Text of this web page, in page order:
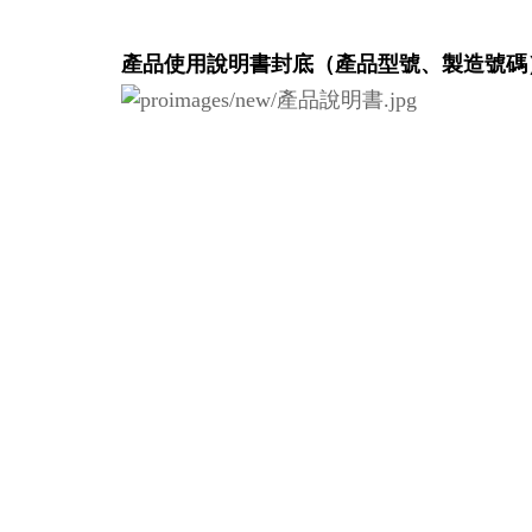
產品使用說明書封底（產品型號、製造號碼